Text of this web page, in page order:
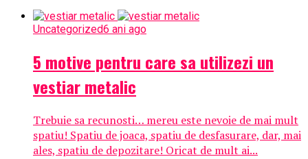
Uncategorized6 ani ago
5 motive pentru care sa utilizezi un
vestiar metalic
Trebuie sa recunosti… mereu este nevoie de mai mult
spatiu! Spatiu de joaca, spatiu de desfasurare, dar, mai
ales, spatiu de depozitare! Oricat de mult ai...